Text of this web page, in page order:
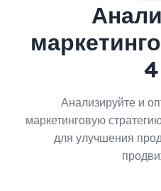
Анализируйте и
маркетинговую
для улучшения